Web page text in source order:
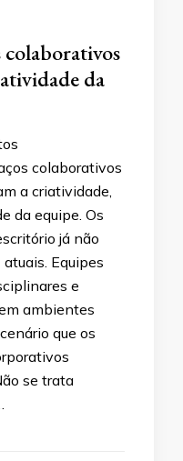
colaborativos
da
colaborativos
a criatividade,
da equipe. Os
já não
Equipes
e
ambientes
que os
se trata